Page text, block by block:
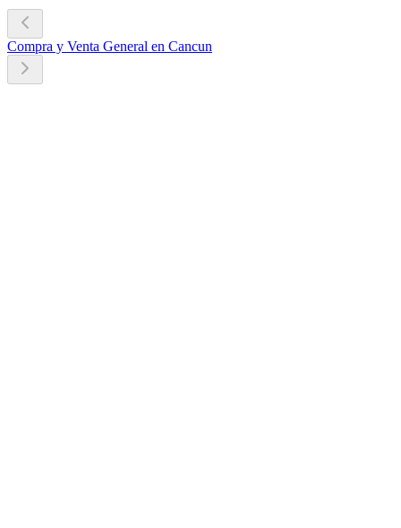
Compra y Venta General en Cancun